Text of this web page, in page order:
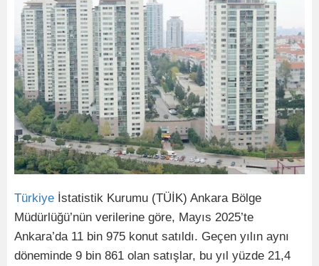
Türkiye İstatistik Kurumu (TÜİK) Ankara Bölge
Müdürlüğü’nün verilerine göre, Mayıs 2025’te
Ankara’da 11 bin 975 konut satıldı. Geçen yılın aynı
döneminde 9 bin 861 olan satışlar, bu yıl yüzde 21,4